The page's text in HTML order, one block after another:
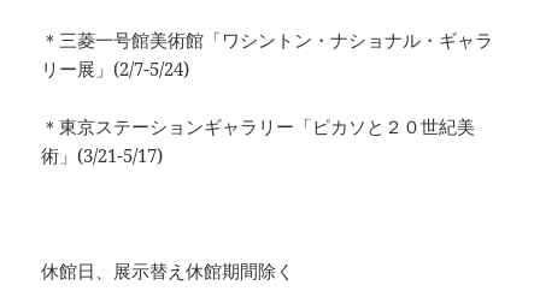
＊三菱一号館美術館「ワシントン・ナショナル・ギャラ
リー展」(2/7-5/24)
＊東京ステーションギャラリー「ピカソと２０世紀美
術」(3/21-5/17)
休館日、展示替え休館期間除く